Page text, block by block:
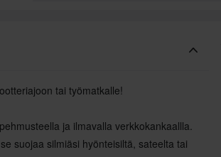
tai työmatkalle!
ja ilmavalla verkkokankaallla.
suojaa silmiäsi hyönteisiltä, sateelta tai